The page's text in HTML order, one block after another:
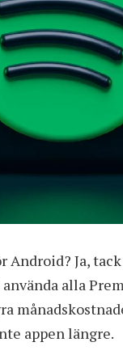
Ja,
alla
appen längre.